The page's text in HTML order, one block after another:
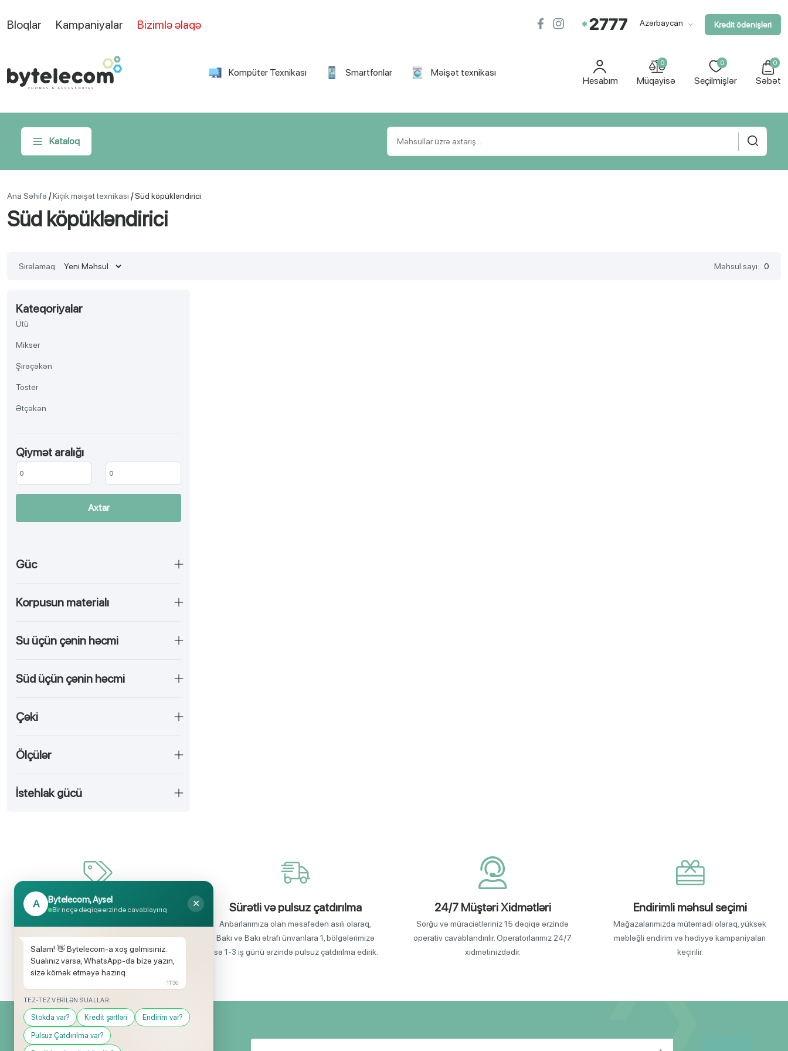
Bloqlar Kampaniyalar Bizimlə əlaqə Azərbaycan Kredit ödənişləri
Kompüter Texnikası Smartfonlar Məişət texnikası
Hesabım
0
Müqayisə
0
Seçilmişlər
0
Səbət
Kataloq
Ana Səhifə /Kiçik məişət texnikası /Süd köpükləndirici
Süd köpükləndirici
Sıralamaq: Məhsul sayı: 0
Kateqoriyalar
Ütü
Mikser
Şirəçəkən
Toster
Ətçəkən
Çaydan
Qəhvəbişirən
Meyvə qurudan
Mikrodalğalı soba
Tikiş maşınları
Buxarlı təmizləyici
Buxarlı bişirici
Mini soba
Dondurma düzəldən
Dilimləyici
Waffle aparatı
Bıçaq itiləyən
Yumurta bişirən
Düyü bişirən
Pasterizator
Buz hazırlayan
Qiymət aralığı
Axtar
Güc
Korpusun materialı
Su üçün çənin həcmi
Süd üçün çənin həcmi
Çəki
Ölçülər
İstehlak gücü
İnanılmaz uyğun qiymətlər
idxalçısı olaraq satış qiymətlərinin aşağı
olmasını rahatlıqla təmin edə bilirik.
Sürətli və pulsuz çatdırılma
Anbarlarımıza olan məsafədən asılı olaraq,
Bakı və Bakı ətrafı ünvanlara 1, bölgələrimizə
isə 1-3 iş günü ərzində pulsuz çatdırılma edirik.
24/7 Müştəri Xidmətləri
Sorğu və müraciətləriniz 15 dəqiqə ərzində
operativ cavablandırılır. Operatorlarımız 24/7
xidmətinizdədir.
Endirimli məhsul seçimi
Mağazalarımızda mütəmadi olaraq, yüksək
məbləğli endirim və hədiyyə kampaniyaları
keçirilir.
A Bytelecom, Aysel
Bir neçə dəqiqə ərzində cavablayırıq
✕
Salam! 👋 Bytelecom-a xoş gəlmisiniz.
Sualınız varsa, WhatsApp-da bizə yazın,
sizə kömək etməyə hazırıq.
11:36
TEZ-TEZ VERILƏN SUALLAR:
Stokda var? Kredit şərtləri Endirim var?
Pulsuz Çatdırılma var?